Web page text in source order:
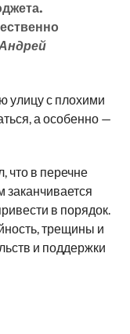
улицу с плохими
а особенно —
что в перечне
заканчивается
в порядок.
трещины и
и поддержки